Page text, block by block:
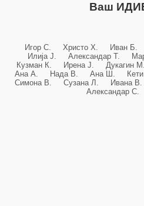
Ваш
Игор С. Христо Х. Иван
Илија Ј. Александар Т.
Кузман К. Ирена Ј.
Ана А. Нада В. Ана Ш.
Симона В. Сузана Л. Ивана
Александар